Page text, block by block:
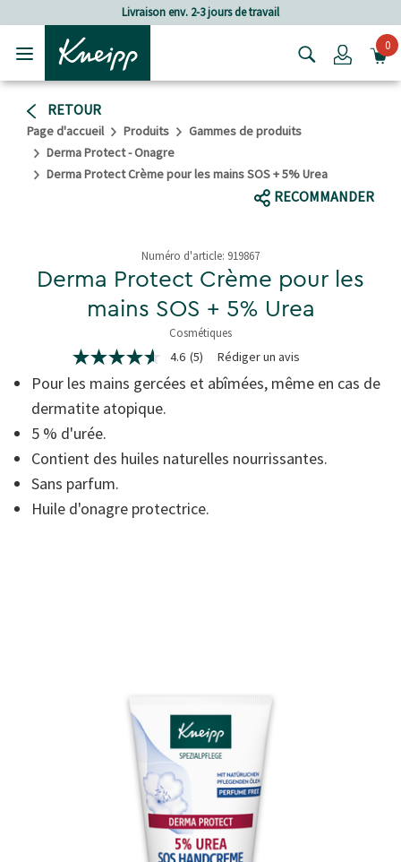
Passer au contenu principal
Passer au contenu du pied de page
Livraison env. 2-3 jours de travail
Login0
RETOUR
Page d'accueil Produits
Gammes de produits
Derma Protect - Onagre
Derma Protect Crème pour les mains SOS + 5% Urea
RECOMMANDER
Numéro d'article: 919867
Derma Protect Crème pour les
mains SOS + 5% Urea
Cosmétiques
4.9 de 5 étoiles
4.6
étoiles
sur
5,
de
note
moyenne.
Read
5
Reviews.
4.6 (5) Rédiger un avis
Pour les mains gercées et abîmées, même en cas de
dermatite atopique.
5 % d'urée.
Contient des huiles naturelles nourrissantes.
Sans parfum.
Huile d'onagre protectrice.